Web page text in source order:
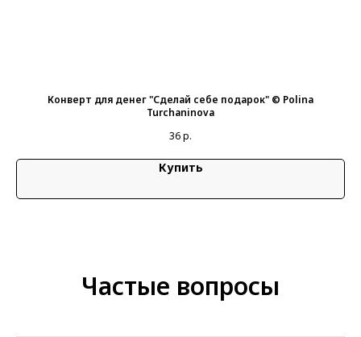
Конверт для денег "Сделай себе подарок" © Polina
Turchaninova
36р.
Купить
Частые вопросы